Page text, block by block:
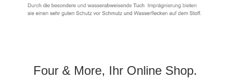
Four & More, Ihr Online Shop.